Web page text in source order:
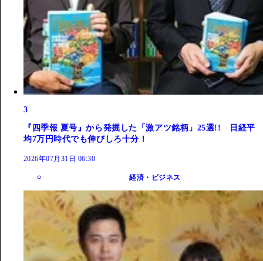
3
『四季報 夏号』から発掘した「激アツ銘柄」25選!! 日経平
均7万円時代でも伸びしろ十分！
2026年07月31日 06:30
経済・ビジネス